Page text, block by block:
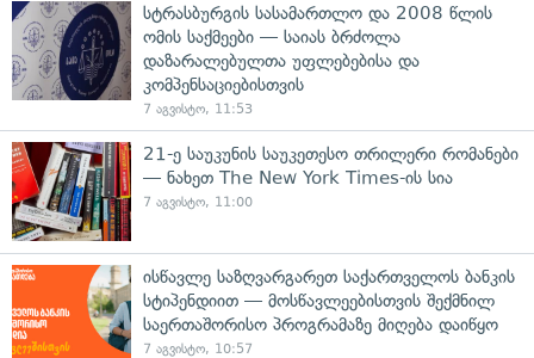
სტრასბურგის სასამართლო და 2008 წლის
ომის საქმეები — საიას ბრძოლა
დაზარალებულთა უფლებებისა და
კომპენსაციებისთვის
7 აგვისტო, 11:53
21-ე საუკუნის საუკეთესო თრილერი რომანები
— ნახეთ The New York Times-ის სია
7 აგვისტო, 11:00
ისწავლე საზღვარგარეთ საქართველოს ბანკის
სტიპენდიით — მოსწავლეებისთვის შექმნილ
საერთაშორისო პროგრამაზე მიღება დაიწყო
7 აგვისტო, 10:57